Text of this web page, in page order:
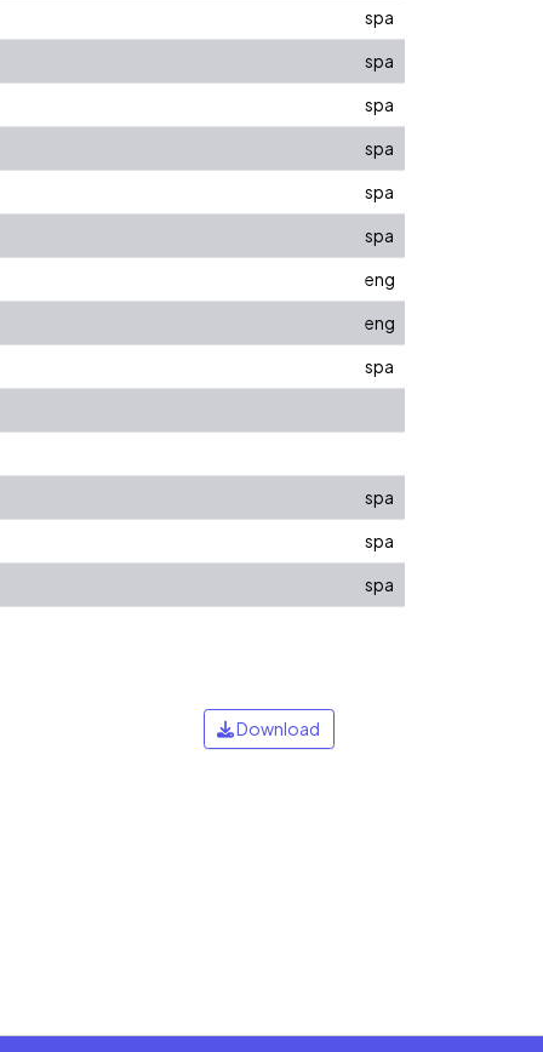
spa
spa
spa
spa
spa
spa
eng
eng
spa
spa
spa
spa
Download